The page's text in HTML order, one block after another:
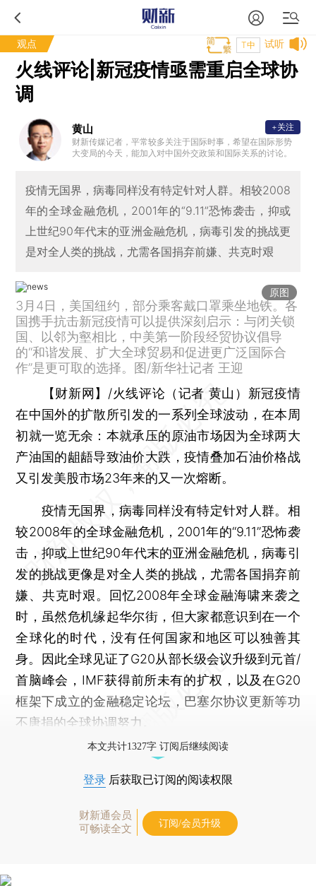
观点 试听
T中
火线评论|新冠疫情亟需重启全球协
调
黄山
财新传媒记者，平常较多关注于国际时事，希望在国际形势
大变局的今天，能加入对中国外交政策和国际关系的讨论。
+关注
疫情无国界，病毒同样没有特定针对人群。相较2008
年的全球金融危机，2001年的“9.11”恐怖袭击，抑或
上世纪90年代末的亚洲金融危机，病毒引发的挑战更
是对全人类的挑战，尤需各国捐弃前嫌、共克时艰
原图
3月4日，美国纽约，部分乘客戴口罩乘坐地铁。各
国携手抗击新冠疫情可以提供深刻启示：与闭关锁
国、以邻为壑相比，中美第一阶段经贸协议倡导
的“和谐发展、扩大全球贸易和促进更广泛国际合
作”是更可取的选择。图/新华社记者 王迎
【财新网】 /火线评论 （记者 黄山） 新冠疫情
在中国外的扩散所引发的一系列全球波动，在本周
初就一览无余：本就承压的原油市场因为全球两大
产油国的龃龉导致油价大跌，疫情叠加石油价格战
又引发美股市场23年来的又一次熔断。
疫情无国界，病毒同样没有特定针对人群。相
较2008年的全球金融危机，2001年的“9.11”恐怖袭
击，抑或上世纪90年代末的亚洲金融危机，病毒引
发的挑战更像是对全人类的挑战，尤需各国捐弃前
嫌、共克时艰。回忆2008年全球金融海啸来袭之
时，虽然危机缘起华尔街，但大家都意识到在一个
全球化的时代，没有任何国家和地区可以独善其
身。因此全球见证了G20从部长级会议升级到元首/
首脑峰会，IMF获得前所未有的扩权，以及在G20
框架下成立的金融稳定论坛，巴塞尔协议更新等功
不唐捐的全球协调努力。
本文共计1327字 订阅后继续阅读
登录 后获取已订阅的阅读权限
财新通会员
可畅读全文
订阅/会员升级